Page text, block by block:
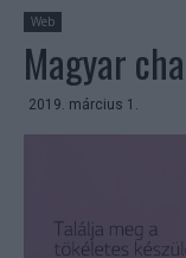
Web
Magyar
2019. március 1.